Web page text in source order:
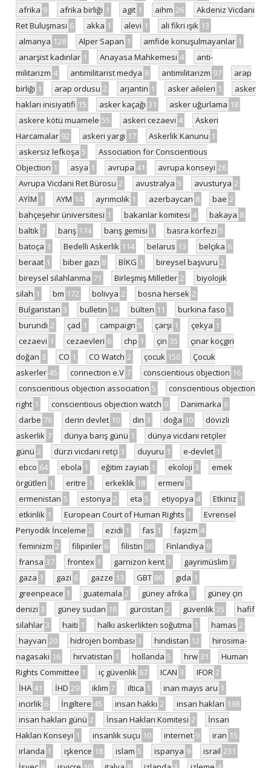
afrika 9 afrika birliği 1 agit 1 aihm 26
Akdeniz Vicdani
Ret Buluşması 6 akka 1 alevi 1 ali fikri ışık 13
almanya 128 Alper Sapan 1 amfide konuşulmayanlar 1
anarşist kadınlar 1 Anayasa Mahkemesi 4
anti-
militarizm 4 antimilitarist medya 8 antimilitarizm 97
arap
birliği 1 arap ordusu 2 arjantin 1 asker aileleri 1
asker
hakları inisiyatifi 15 asker kaçağı 31 asker uğurlama 18
askere kötü muamele 55 askeri cezaevi 4
Askeri
Harcamalar 92 askeri yargı 17 Askerlik Kanunu 1
askersiz lefkoşa 5
Association for Conscientious
Objection 1 asya 1 avrupa 41 avrupa konseyi 26
Avrupa Vicdani Ret Bürosu 2 avustralya 5 avusturya 2
AYİM 1 AYM 14 ayrımcılık 1 azerbaycan 8 bae 2
bahçeşehir üniversitesi 1 bakanlar komitesi 4 bakaya 8
baltık 7 barış 174 barış gemisi 1 basra körfezi 5
batoça 1 Bedelli Askerlik 114 belarus 13 belçika 6
beraat 1 biber gazı 8 BİKG 1 bireysel başvuru 2
bireysel silahlanma 71 Birleşmiş Milletler 2
biyolojik
silah 1 bm 172 bolivya 2 bosna hersek 2
Bulgaristan 3 bulletin 14 bülten 11 burkina faso 1
burundi 2 çad 1 campaign 5 çarşı 1 çekya 1
cezaevi 1 cezaevleri 6 chp 1 çin 35
çınar koçgiri
doğan 3 CO 1 CO Watch 2 çocuk 150
Çocuk
askerler 45 connection e.V 7 conscientious objection 16
conscientious objection association 5
conscientious objection
right 1 conscientious objection watch 9 Danimarka 6
darbe 76 derin devlet 10 din 3 doğa 10
dövizli
askerlik 7 dünya barış günü 1
dünya vicdani retçiler
günü 2 dürzi vicdani retçi 3 duyuru 1 e-devlet 1
ebco 64 ebola 1 eğitim zayiatı 1 ekoloji 3
emek
örgütleri 1 eritre 1 erkeklik 18 ermeni 5
ermenistan 5 estonya 2 eta 5 etiyopya 4 Etkiniz 1
etkinlik 1 European Court of Human Rights 1
Evrensel
Periyodik İnceleme 2 ezidi 1 fas 1 faşizm 4
feminizm 2 filipinler 6 filistin 36 Finlandiya 9
fransa 37 frontex 1 garnizon kent 1 gayrimüslim 7
gaza 1 gazi 6 gazze 13 GBT 86 gıda 1
greenpeace 1 guatemala 2 güney afrika 1
güney çin
denizi 3 güney sudan 16 gürcistan 2 güvenlik 35
hafif
silahlar 3 haiti 1 halkı askerlikten soğutma 1 hamas 2
hayvan 20 hidrojen bombası 3 hindistan 12
hirosima-
nagasaki 16 hırvatistan 1 hollanda 5 hrw 31
Human
Rights Committee 1 iç güvenlik 67 ICAN 3 IFOR 2
İHA 41 İHD 29 iklim 7 iltica 1 inan mayıs aru 1
incirlik 6 İngiltere 45 insan hakkı 2 insan hakları 138
insan hakları günü 2 İnsan Hakları Komitesi 2
İnsan
Hakları Konseyi 1 insanlık suçu 10 internet 9 iran 15
irlanda 1 işkence 18 islam 5 ispanya 9 israil 231